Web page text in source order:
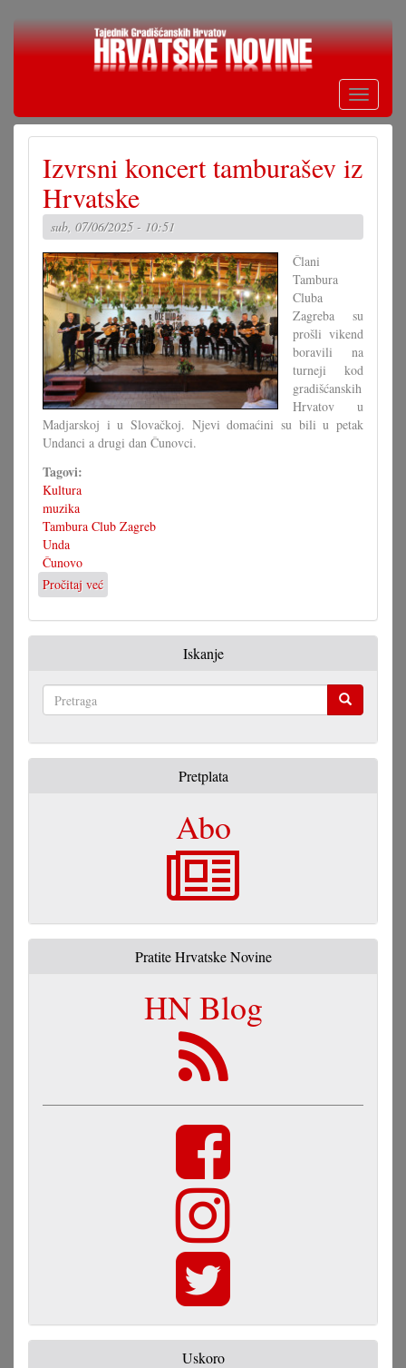
Skoči
Toggle
Izvrsni koncert tamburašev iz
Hrvatske
sub, 07/06/2025 - 10:51
Člani
Tambura
Cluba
Zagreba su
prošli vikend
boravili na
turneji kod
gradišćanskih
Hrvatov u
Madjarskoj i u Slovačkoj. Njevi domaćini su bili u petak
Undanci a drugi dan Čunovci.
Tagovi:
Kultura
muzika
Tambura Club Zagreb
Unda
Čunovo
Pročitaj već
Izvrsni
koncert
tamburašev
Iskanje
Pretplata
Abo
Pratite Hrvatske Novine
HN Blog
Uskoro